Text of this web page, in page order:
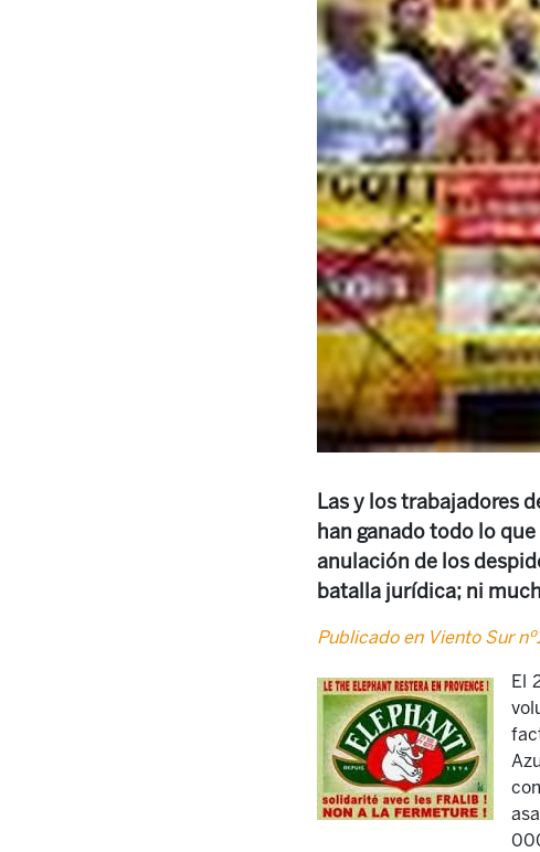
Las y los trabajadores
han ganado todo lo
anulación de los
batalla jurídica; ni
Publicado en Viento Sur
El